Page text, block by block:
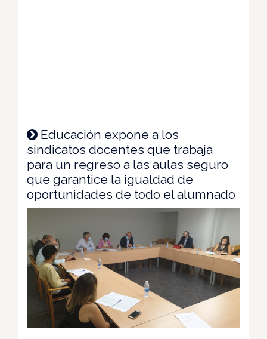
Educación expone a los
sindicatos docentes que trabaja
para un regreso a las aulas seguro
que garantice la igualdad de
oportunidades de todo el alumnado